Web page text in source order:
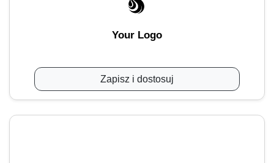
Your Logo
Zapisz i dostosuj